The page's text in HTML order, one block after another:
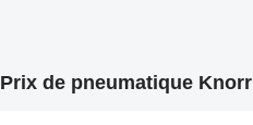
Prix de pneumatique Knorr